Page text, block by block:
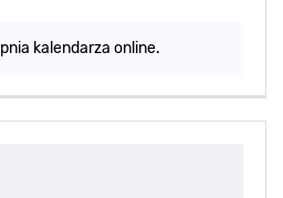
kalendarza online.